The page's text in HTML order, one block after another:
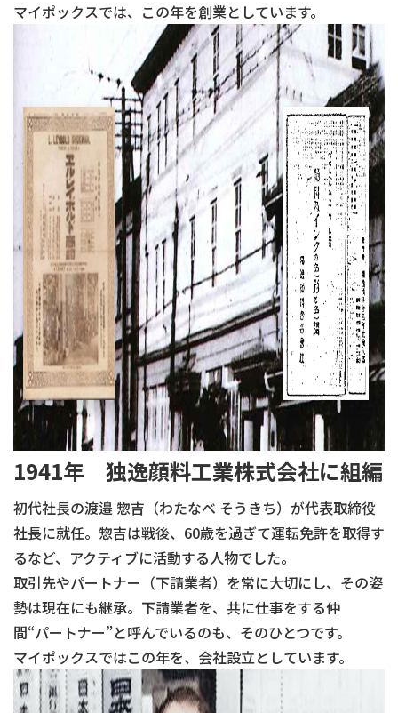
マイポックスでは、この年を創業としています。
1941年 独逸顔料工業株式会社に組編
初代社長の渡邉 惣吉（わたなべ そうきち）が代表取締役
社長に就任。惣吉は戦後、60歳を過ぎて運転免許を取得す
るなど、アクティブに活動する人物でした。
取引先やパートナー（下請業者）を常に大切にし、その姿
勢は現在にも継承。下請業者を、共に仕事をする仲
間“パートナー”と呼んでいるのも、そのひとつです。
マイポックスではこの年を、会社設立としています。